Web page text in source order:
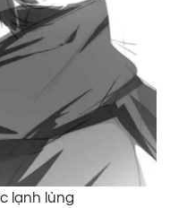
lạnh lùng